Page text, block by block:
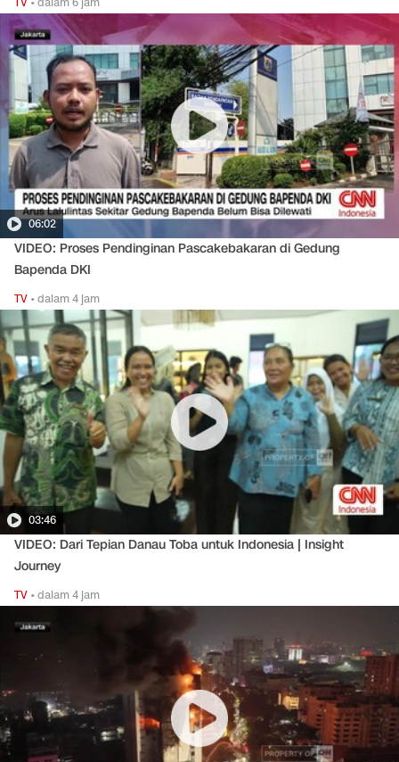
06:02
VIDEO: Proses Pendinginan Pascakebakaran di Gedung
Bapenda DKI
TV •dalam 4 jam
03:46
VIDEO: Dari Tepian Danau Toba untuk Indonesia | Insight
Journey
TV •dalam 4 jam